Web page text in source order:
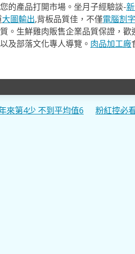
的產品打開市場。坐月子經驗談-
大圖輸出,背板品質佳，不僅電腦割字
。生鮮雞肉販售企業品質保證，歡
及部落文化專人導覽。 肉品加工廠
來第4少 不到平均值6
粉紅控必